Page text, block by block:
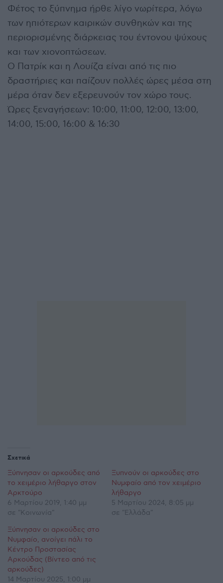
Φέτος το ξύπνημα ήρθε λίγο νωρίτερα, λόγω
των ηπιότερων καιρικών συνθηκών και της
περιορισμένης διάρκειας του έντονου ψύχους
και των χιονοπτώσεων.
Ο Πατρίκ και η Λουίζα είναι από τις πιο
δραστήριες και παίζουν πολλές ώρες μέσα στη
μέρα όταν δεν εξερευνούν τον χώρο τους.
Ώρες ξεναγήσεων: 10:00, 11:00, 12:00, 13:00,
14:00, 15:00, 16:00 & 16:30
Σχετικά
Ξύπνησαν οι αρκούδες από
το χειμέριο λήθαργο στον
Αρκτούρο
6 Μαρτίου 2019, 1:40 μμ
σε "Κοινωνία"
Ξυπνούν οι αρκούδες στο
Νυμφαίο από τον χειμέριο
λήθαργο
5 Μαρτίου 2024, 8:05 μμ
σε "Ελλάδα"
Ξύπνησαν οι αρκούδες στο
Νυμφαίο, ανοίγει πάλι το
Κέντρο Προστασίας
Αρκούδας (Βίντεο από τις
αρκούδες)
14 Μαρτίου 2025, 1:00 μμ